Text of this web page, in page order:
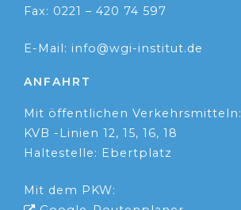
Fax: 0221 – 420 74 597
E-Mail: info@wgi-institut.de
ANFAHRT
Mit öffentlichen Verkehrsmitteln:
KVB -Linien 12, 15, 16, 18
Haltestelle: Ebertplatz
Mit dem PKW: